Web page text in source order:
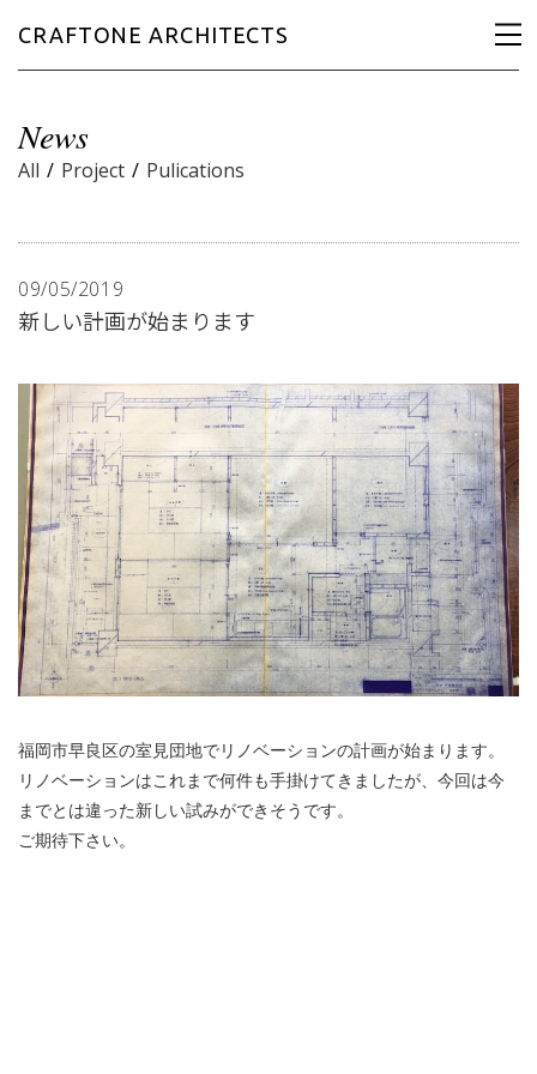
CRAFTONE ARCHITECTS
News
All / Project / Pulications
09/05/2019
新しい計画が始まります
福岡市早良区の室見団地でリノベーションの計画が始まります。
リノベーションはこれまで何件も手掛けてきましたが、今回は今
までとは違った新しい試みができそうです。
ご期待下さい。